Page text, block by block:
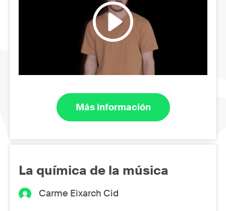
Más información
La química de la música
Carme Eixarch Cid